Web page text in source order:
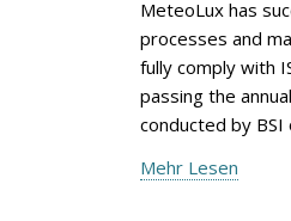
MeteoLux has
processes and
fully comply with
passing the
conducted by BSI
Mehr Lesen